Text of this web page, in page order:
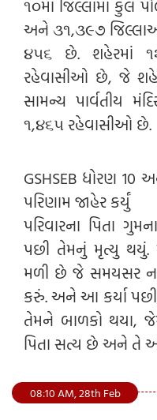
૧૦મા જિલ્લામાં કુલ
અને ૩૧,૩૯૭
૪૫૬ છે. શહેરમાં
રહેવાસીઓ છે, જે
સામન્ય પાર્વતીય
૧,૪૬૫ રહેવાસીઓ છે.
GSHSEB ધોરણ 10
પરિણામ જાહેર કર્યું
પરિવારના પિતા
પછી તેમનું મૃત્યુ થયું.
મળી છે જે સમયસર
કરું. અને આ કર્યા
તેમને બાળકો થયા,
પિતા સત્ય છે અને તે
08:10 AM, 28th Feb